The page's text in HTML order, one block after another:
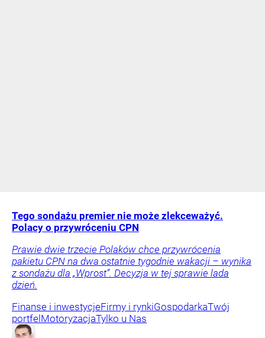
Tego sondażu premier nie może zlekceważyć.
Polacy o przywróceniu CPN
Prawie dwie trzecie Polaków chce przywrócenia
pakietu CPN na dwa ostatnie tygodnie wakacji – wynika
z sondażu dla „Wprost”. Decyzja w tej sprawie lada
dzień.
Finanse i inwestycjeFirmy i rynkiGospodarkaTwój
portfel MotoryzacjaTylko u Nas